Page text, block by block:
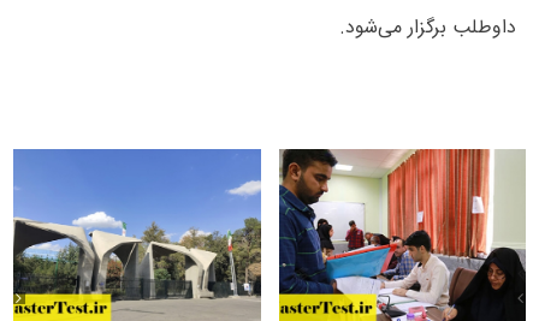
داوطلب برگزار می‌شود.